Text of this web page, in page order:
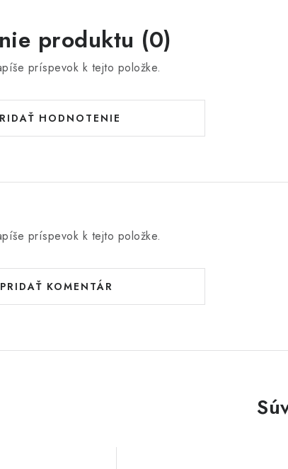
produktu (0)
príspevok k tejto položke.
HODNOTENIE
príspevok k tejto položke.
PRIDAŤ KOMENTÁR